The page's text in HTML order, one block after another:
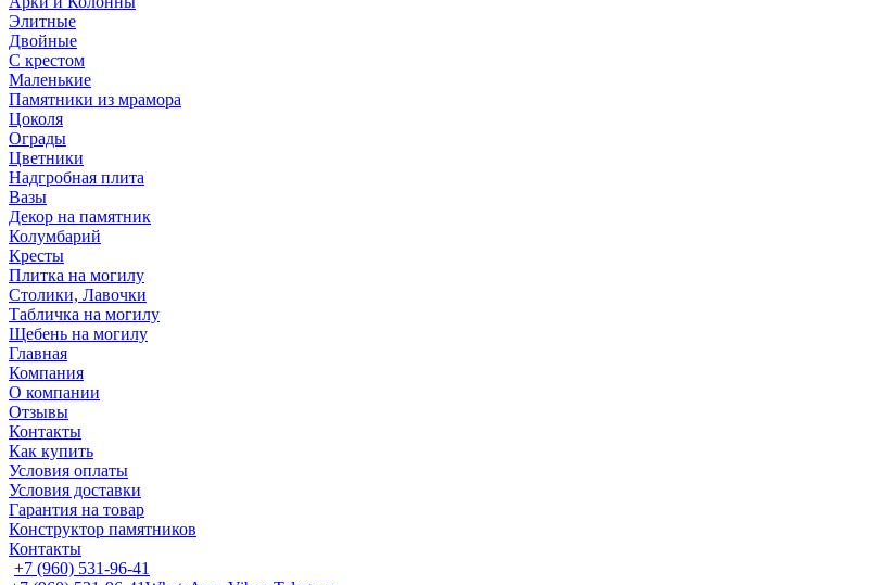
Элитные
Двойные
С крестом
Маленькие
Памятники из мрамора
Цоколя
Ограды
Цветники
Надгробная плита
Вазы
Декор на памятник
Колумбарий
Кресты
Плитка на могилу
Столики, Лавочки
Табличка на могилу
Щебень на могилу
Главная
Компания
О компании
Отзывы
Контакты
Как купить
Условия оплаты
Условия доставки
Гарантия на товар
Конструктор памятников
Контакты
+7 (960) 531-96-41